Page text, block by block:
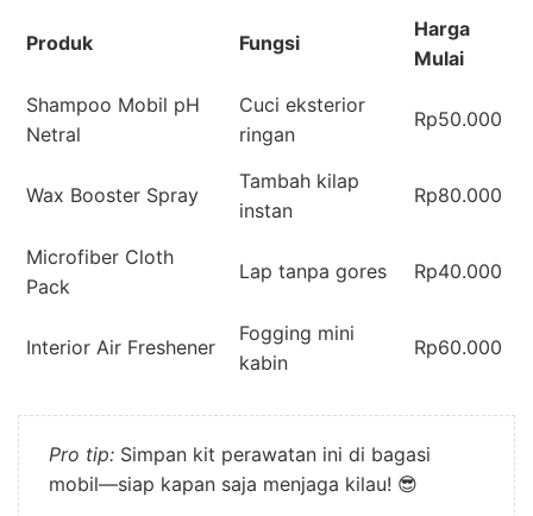
Produk Fungsi
Harga
Mulai
Shampoo Mobil pH
Netral
Cuci eksterior
ringan
Rp50.000
Wax Booster Spray
Tambah kilap
instan
Rp80.000
Microfiber Cloth
Pack
Lap tanpa gores Rp40.000
Interior Air Freshener
Fogging mini
kabin
Rp60.000
Pro tip: Simpan kit perawatan ini di bagasi
mobil—siap kapan saja menjaga kilau! 😎